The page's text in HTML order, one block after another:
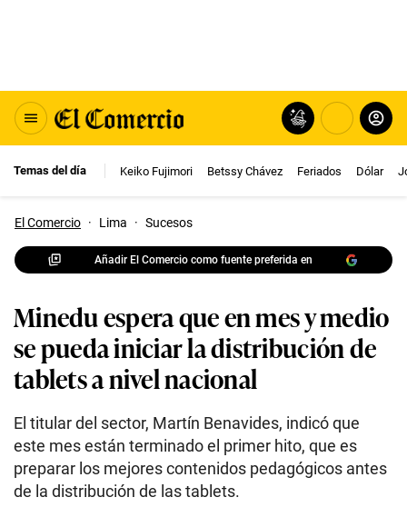
Temas del día Keiko Fujimori Betssy Chávez Feriados Dólar
El Comercio · Lima · Sucesos
Añadir El Comercio como fuente preferida en
Minedu espera que en mes y medio
se pueda iniciar la distribución de
tablets a nivel nacional
El titular del sector, Martín Benavides, indicó que
este mes están terminado el primer hito, que es
preparar los mejores contenidos pedagógicos antes
de la distribución de las tablets.